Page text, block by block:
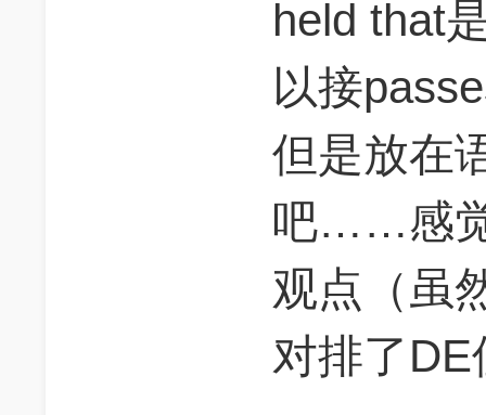
held that
以接
但是放在
吧……感
观点（虽
对排了